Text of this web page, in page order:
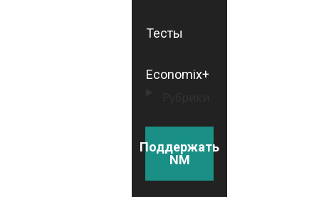
Тесты
Economix+
Поддержать
NM